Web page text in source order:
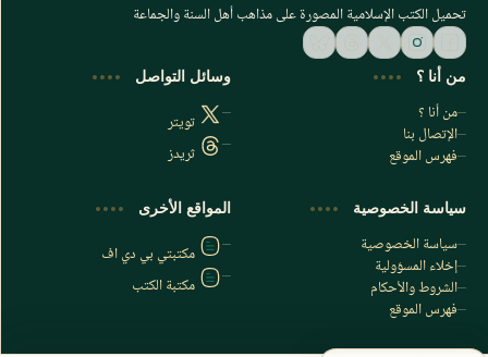
اشترك الآن
اشترك في قناتنا على تليجرام
تحميل الكتب الإسلامية المصورة على مذاهب أهل السنة والجماعة
من أنا ؟
من أنا ؟
الإتصال بنا
فهرس الموقع
وسائل التواصل
تويتر
ثريدز
سياسة الخصوصية
سياسة الخصوصية
إخلاء المسؤولية
الشروط والأحكام
فهرس الموقع
المواقع الأخرى
مكتبتي بي دي اف
مكتبة الكتب